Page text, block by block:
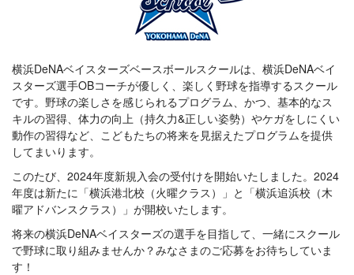
横浜DeNAベイスターズベースボールスクールは、横浜DeNAベイ
スターズ選手OBコーチが優しく、楽しく野球を指導するスクール
です。野球の楽しさを感じられるプログラム、かつ、基本的なス
キルの習得、体力の向上（持久力&正しい姿勢）やケガをしにくい
動作の習得など、こどもたちの将来を見据えたプログラムを提供
してまいります。
このたび、2024年度新規入会の受付けを開始いたしました。2024
年度は新たに「横浜港北校（火曜クラス）」と「横浜追浜校（木
曜アドバンスクラス）」が開校いたします。
将来の横浜DeNAベイスターズの選手を目指して、一緒にスクール
で野球に取り組みませんか？みなさまのご応募をお待ちしていま
す！